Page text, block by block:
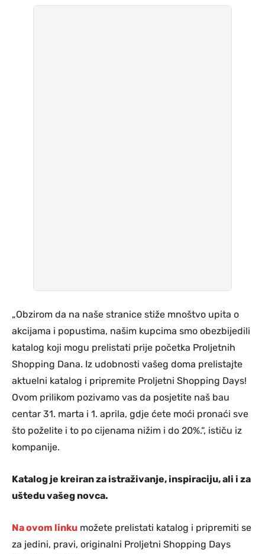
„Obzirom da na naše stranice stiže mnoštvo upita o
akcijama i popustima, našim kupcima smo obezbijedili
katalog koji mogu prelistati prije početka Proljetnih
Shopping Dana. Iz udobnosti vašeg doma prelistajte
aktuelni katalog i pripremite Proljetni Shopping Days!
Ovom prilikom pozivamo vas da posjetite naš bau
centar 31. marta i 1. aprila, gdje ćete moći pronaći sve
što poželite i to po cijenama nižim i do 20%.“, ističu iz
kompanije.
Katalog je kreiran za istraživanje, inspiraciju, ali i za
uštedu vašeg novca.
Na ovom linku možete prelistati katalog i pripremiti se
za jedini, pravi, originalni Proljetni Shopping Days